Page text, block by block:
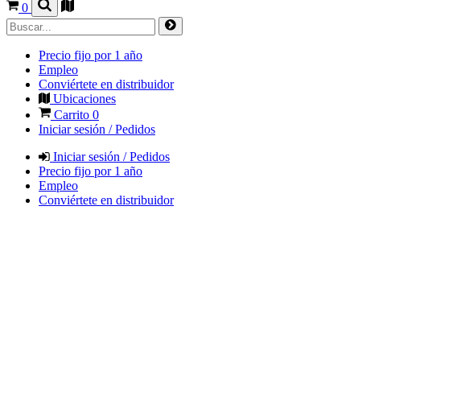
0
Precio fijo por 1 año
Empleo
Conviértete en distribuidor
Ubicaciones
Carrito 0
Iniciar sesión / Pedidos
Iniciar sesión / Pedidos
Precio fijo por 1 año
Empleo
Conviértete en distribuidor